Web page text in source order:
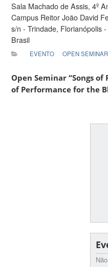
Sala Machado de Assis, 4º
Campus Reitor João David
s/n - Trindade, Florianópolis
Brasil
EVENTO OPEN SEMINAR
Open Seminar “Songs of
of Performance for the